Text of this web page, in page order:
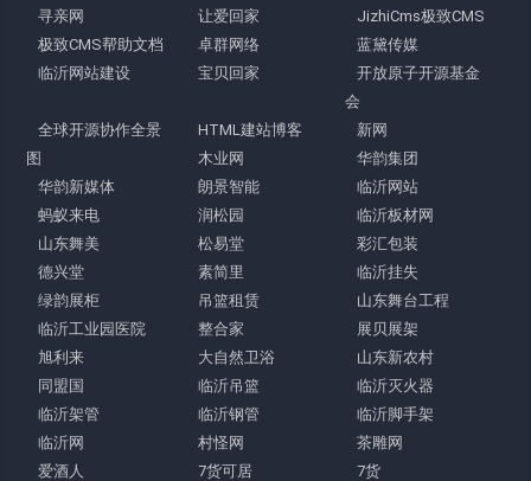
寻亲网 让爱回家
JizhiCms极致CMS
极致CMS帮助文档
卓群网络
蓝黛传媒
临沂网站建设
宝贝回家
开放原子开源基金
会
全球开源协作全景
图
HTML建站博客
新网
木业网
华韵集团
华韵新媒体
朗景智能
临沂网站
蚂蚁来电
润松园
临沂板材网
山东舞美
松易堂
彩汇包装
德兴堂
素简里
临沂挂失
绿韵展柜
吊篮租赁
山东舞台工程
临沂工业园医院
整合家
展贝展架
旭利来
大自然卫浴
山东新农村
同盟国
临沂吊篮
临沂灭火器
临沂架管
临沂钢管
临沂脚手架
临沂网
村怪网
茶雕网
爱酒人
7货可居
7货